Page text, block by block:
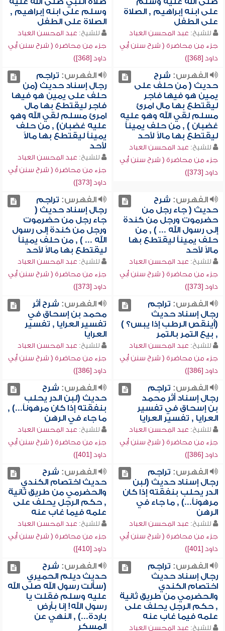
على ابنه إبراهيم , الصلاة
على الطفل
للشيخ: عبد المحسن العباد
جزء من محاضرة ( شرح سنن أبي
داود [368])
وسلم على ابنه إبراهيم ,
الصلاة على الطفل
للشيخ: عبد المحسن العباد
جزء من محاضرة ( شرح سنن أبي
داود [368])
الفهرس: شرح
حديث ( من حلف على
يمين هو فيها فاجر
ليقتطع بها مال امرئ
مسلم لقي الله وهو عليه
غضبان ) , من حلف يميناً
ليقتطع بها مالاً لأحد
للشيخ: عبد المحسن العباد
جزء من محاضرة ( شرح سنن أبي
داود [373])
الفهرس: تراجم
رجال إسناد حديث (من
حلف على يمين هو فيها
فاجر ليقتطع بها مال
امرئ مسلم لقي الله وهو
عليه غضبان) , من حلف
يميناً ليقتطع بها مالاً
لأحد
للشيخ: عبد المحسن العباد
جزء من محاضرة ( شرح سنن أبي
داود [373])
الفهرس: شرح
حديث ( جاء رجل من
حضرموت ورجل من كندة
إلى رسول الله ... ) , من
حلف يميناً ليقتطع بها
مالاً لأحد
للشيخ: عبد المحسن العباد
جزء من محاضرة ( شرح سنن أبي
داود [373])
الفهرس: تراجم
رجال إسناد حديث (
جاء رجل من حضرموت
ورجل من كندة إلى رسول
الله ... ) , من حلف يميناً
ليقتطع بها مالاً لأحد
للشيخ: عبد المحسن العباد
جزء من محاضرة ( شرح سنن أبي
داود [373])
الفهرس: تراجم
رجال إسناد حديث
(أينقص الرطب إذا يبس؟ )
, بيع التمر بالتمر
للشيخ: عبد المحسن العباد
جزء من محاضرة ( شرح سنن أبي
داود [386])
الفهرس: شرح أثر
محمد بن إسحاق في
تفسير العرايا , تفسير
العرايا
للشيخ: عبد المحسن العباد
جزء من محاضرة ( شرح سنن أبي
داود [386])
الفهرس: تراجم
رجال إسناد أثر محمد
بن إسحاق في تفسير
العرايا , تفسير العرايا
للشيخ: عبد المحسن العباد
جزء من محاضرة ( شرح سنن أبي
داود [386])
الفهرس: شرح
حديث (لبن الدر يحلب
بنفقته إذا كان مرهوناً...) ,
ما جاء في الرهن
للشيخ: عبد المحسن العباد
جزء من محاضرة ( شرح سنن أبي
داود [401])
الفهرس: تراجم
رجال إسناد حديث (لبن
الدر يحلب بنفقته إذا كان
مرهوناً...) , ما جاء في
الرهن
للشيخ: عبد المحسن العباد
جزء من محاضرة ( شرح سنن أبي
داود [401])
الفهرس: شرح
حديث اختصام الكندي
والحضرمي من طريق ثانية
, حكم الرجل يحلف على
علمه فيما غاب عنه
للشيخ: عبد المحسن العباد
جزء من محاضرة ( شرح سنن أبي
داود [410])
الفهرس: تراجم
رجال إسناد حديث
اختصام الكندي
والحضرمي من طريق ثانية
, حكم الرجل يحلف على
علمه فيما غاب عنه
للشيخ: عبد المحسن العباد
الفهرس: شرح
حديث ديلم الحميري
(سألت رسول الله صلى الله
عليه وسلم فقلت يا
رسول الله! إنا بأرض
باردة...) , النهي عن
المسكر